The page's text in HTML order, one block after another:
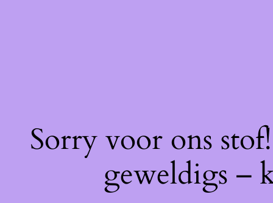
Sorry voor ons
geweldigs –